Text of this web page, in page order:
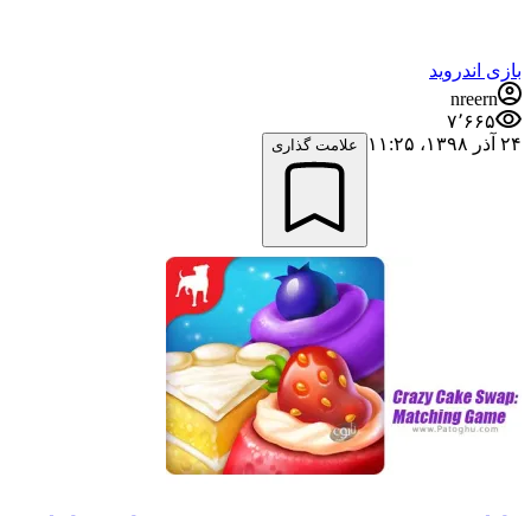
بازی اندروید
nreern
۷٬۶۶۵
۲۴ آذر ۱۳۹۸،‏ ۱۱:۲۵
علامت گذاری